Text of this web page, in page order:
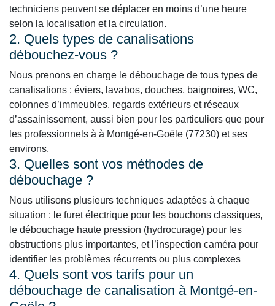
techniciens peuvent se déplacer en moins d’une heure
selon la localisation et la circulation.
2. Quels types de canalisations
débouchez-vous ?
Nous prenons en charge le débouchage de tous types de
canalisations : éviers, lavabos, douches, baignoires, WC,
colonnes d’immeubles, regards extérieurs et réseaux
d’assainissement, aussi bien pour les particuliers que pour
les professionnels à à Montgé-en-Goële (77230) et ses
environs.
3. Quelles sont vos méthodes de
débouchage ?
Nous utilisons plusieurs techniques adaptées à chaque
situation : le furet électrique pour les bouchons classiques,
le débouchage haute pression (hydrocurage) pour les
obstructions plus importantes, et l’inspection caméra pour
identifier les problèmes récurrents ou plus complexes
4. Quels sont vos tarifs pour un
débouchage de canalisation à Montgé-en-